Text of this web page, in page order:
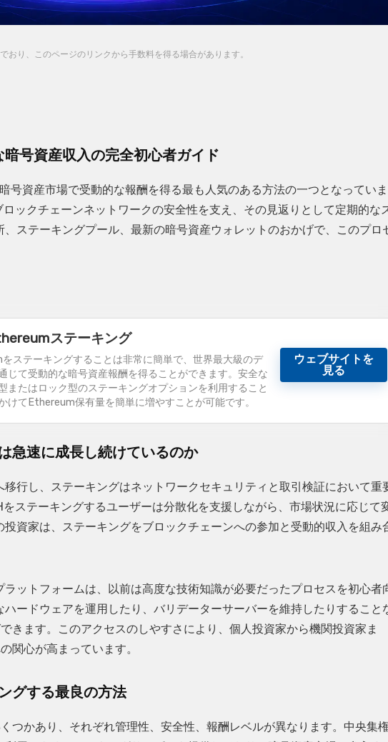
おり、このページのリンクから手数料を得る場合があります。
号資産収入の完全初心者ガイド
号資産市場で受動的な報酬を得る最も人気のある方法の一つとなっていま
ックチェーンネットワークの安全性を支え、その見返りとして定期的な
ステーキングプール、最新の暗号資産ウォレットのおかげで、このプロ
ステーキング
ステーキングすることは非常に簡単で、世界最大級のデ
じて受動的な暗号資産報酬を得ることができます。安全な
またはロック型のステーキングオプションを利用すること
けてEthereum保有量を簡単に増やすことが可能です。
ウェブサイトを
見る
急速に成長し続けているのか
行し、ステーキングはネットワークセキュリティと取引検証において重
ステーキングするユーザーは分散化を支援しながら、市場状況に応じて
資家は、ステーキングをブロックチェーンへの参加と受動的収入を組み
ットフォームは、以前は高度な技術知識が必要だったプロセスを初心者
ードウェアを運用したり、バリデーターサーバーを維持したりすること
きます。このアクセスのしやすさにより、個人投資家から機関投資家ま
関心が高まっています。
グする最良の方法
つかあり、それぞれ管理性、安全性、報酬レベルが異なります。中央集